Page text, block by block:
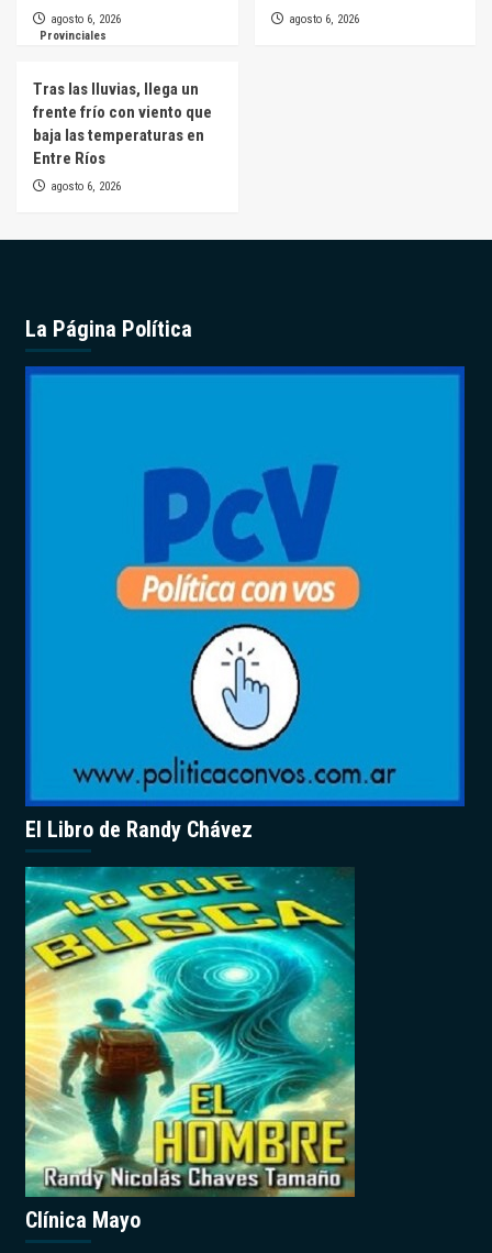
agosto 6, 2026
agosto 6, 2026
Provinciales
Tras las lluvias, llega un
frente frío con viento que
baja las temperaturas en
Entre Ríos
agosto 6, 2026
La Página Política
El Libro de Randy Chávez
Clínica Mayo